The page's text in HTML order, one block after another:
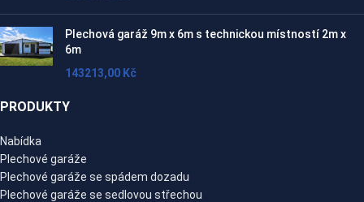
Plechová garáž 9m x 6m s technickou místností 2m x
6m
143213,00 Kč
PRODUKTY
Nabídka
Plechové garáže
Plechové garáže se spádem dozadu
Plechové garáže se sedlovou střechou